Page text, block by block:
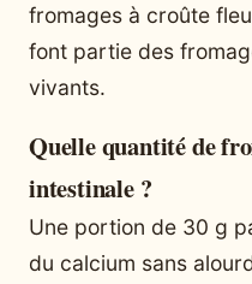
fromages à croûte
font partie des
vivants.
Quelle quantité de
intestinale ?
Une portion de 30 g
du calcium sans